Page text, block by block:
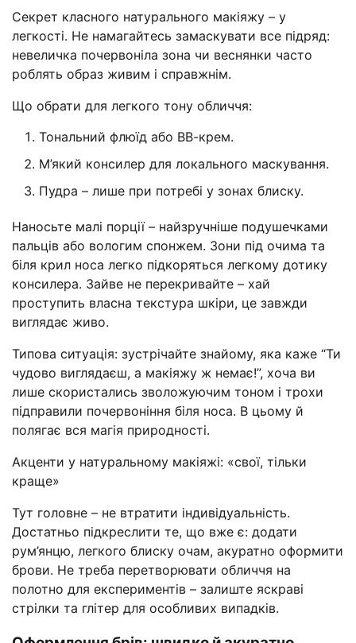
Секрет класного натурального макіяжу – у
легкості. Не намагайтесь замаскувати все підряд:
невеличка почервоніла зона чи веснянки часто
роблять образ живим і справжнім.
Що обрати для легкого тону обличчя:
Тональний флюїд або ВВ-крем.
М’який консилер для локального маскування.
Пудра – лише при потребі у зонах блиску.
Наносьте малі порції – найзручніше подушечками
пальців або вологим спонжем. Зони під очима та
біля крил носа легко підкоряться легкому дотику
консилера. Зайве не перекривайте – хай
проступить власна текстура шкіри, це завжди
виглядає живо.
Типова ситуація: зустрічайте знайому, яка каже “Ти
чудово виглядаєш, а макіяжу ж немає!”, хоча ви
лише скористались зволожуючим тоном і трохи
підправили почервоніння біля носа. В цьому й
полягає вся магія природності.
Акценти у натуральному макіяжі: «свої, тільки
краще»
Тут головне – не втратити індивідуальність.
Достатньо підкреслити те, що вже є: додати
рум’янцю, легкого блиску очам, акуратно оформити
брови. Не треба перетворювати обличчя на
полотно для експериментів – залиште яскраві
стрілки та глітер для особливих випадків.